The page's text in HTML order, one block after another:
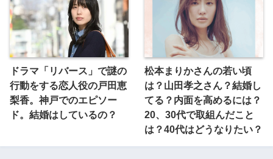
ドラマ「リバース」で謎の
行動をする恋人役の戸田恵
梨香。神戸でのエピソー
ド。結婚はしているの？
松本まりかさんの若い頃
は？山田孝之さん？結婚し
てる？内面を高めるには？
20、30代で取組んだこと
は？40代はどうなりたい？